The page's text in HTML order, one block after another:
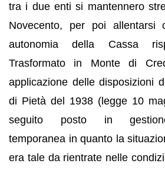
tra i due enti si mantennero
Novecento, per poi allentarsi
autonomia della Cassa
Trasformato in Monte di
applicazione delle disposizioni
di Pietà del 1938 (legge 10
seguito posto in
temporanea in quanto la
era tale da rientrate nelle